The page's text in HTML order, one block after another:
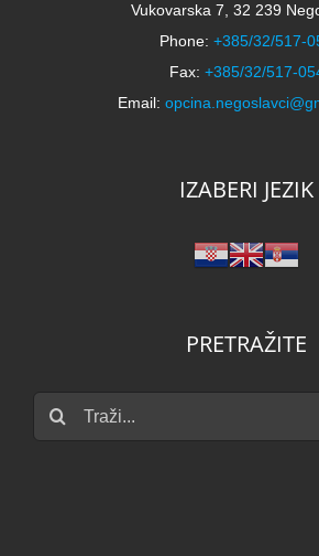
Vukovarska 7, 32 239
Phone: +385/32/517-
Fax: +385/32/517-
Email:
IZABERI JEZIK
PRETRAŽITE
Traži...